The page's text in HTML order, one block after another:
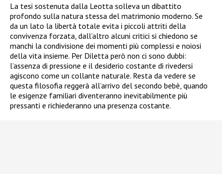
La tesi sostenuta dalla Leotta solleva un dibattito
profondo sulla natura stessa del matrimonio moderno. Se
da un lato la libertà totale evita i piccoli attriti della
convivenza forzata, dall’altro alcuni critici si chiedono se
manchi la condivisione dei momenti più complessi e noiosi
della vita insieme. Per Diletta però non ci sono dubbi:
l’assenza di pressione e il desiderio costante di rivedersi
agiscono come un collante naturale. Resta da vedere se
questa filosofia reggerà all’arrivo del secondo bebè, quando
le esigenze familiari diventeranno inevitabilmente più
pressanti e richiederanno una presenza costante.